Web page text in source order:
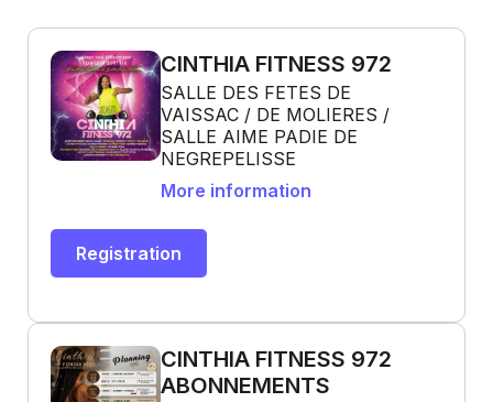
CINTHIA FITNESS 972
SALLE DES FETES DE
VAISSAC / DE MOLIERES /
SALLE AIME PADIE DE
NEGREPELISSE
More information
Registration
CINTHIA FITNESS 972
ABONNEMENTS